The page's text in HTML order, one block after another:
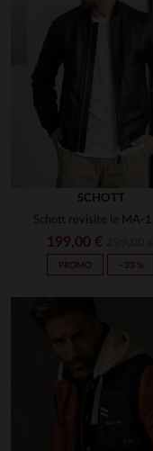
SCHOTT
199,00 €
PROMO −33 %